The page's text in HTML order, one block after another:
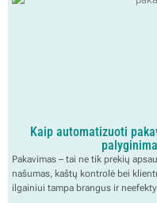
Kaip automatizuoti
Pakavimas – tai ne tik prekių
našumas, kaštų kontrolė bei
ilgainiui tampa brangus ir